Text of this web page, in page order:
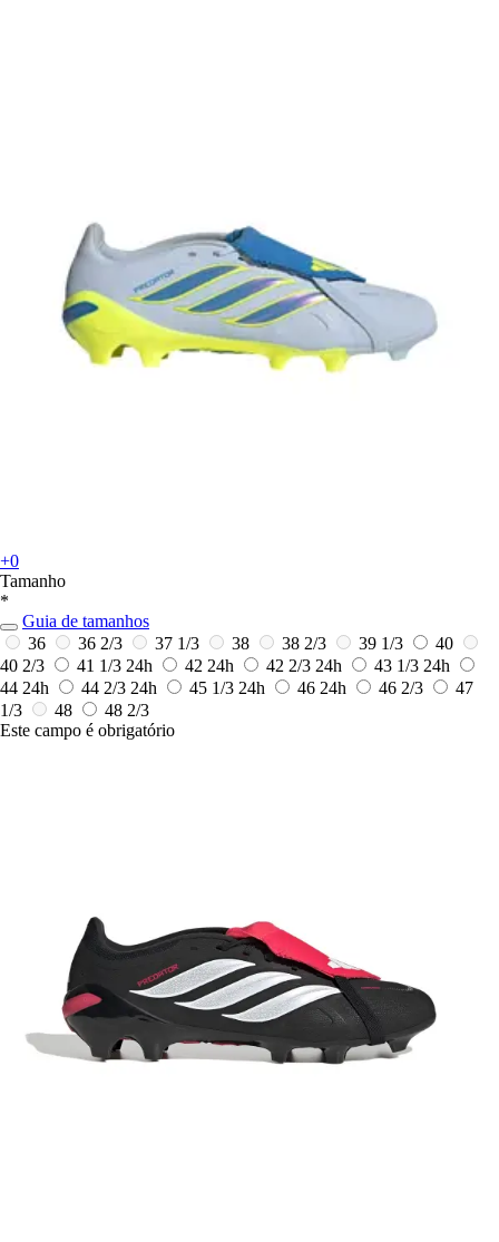
+0
Tamanho
*
Guia de tamanhos
36
36 2/3 37 1/3 38 38 2/3 39 1/3
40
40 2/3
41 1/3 24h 42 24h 42 2/3 24h 43 1/3 24h
44 24h 44 2/3 24h 45 1/3 24h 46 24h 46 2/3
47
1/3
48
48 2/3
Este campo é obrigatório